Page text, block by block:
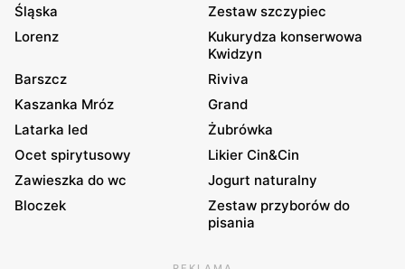
Śląska
Zestaw szczypiec
Lorenz
Kukurydza konserwowa
Kwidzyn
Barszcz
Riviva
Kaszanka Mróz
Grand
Latarka led
Żubrówka
Ocet spirytusowy
Likier Cin&Cin
Zawieszka do wc
Jogurt naturalny
Bloczek
Zestaw przyborów do
pisania